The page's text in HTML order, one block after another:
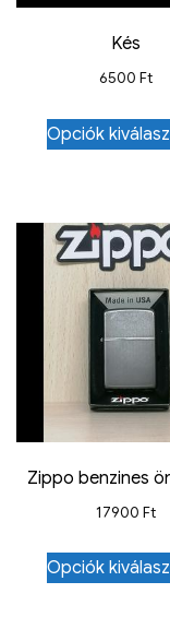
Kés
6500 Ft
Opciók
Zippo benzines
17900 Ft
Opciók